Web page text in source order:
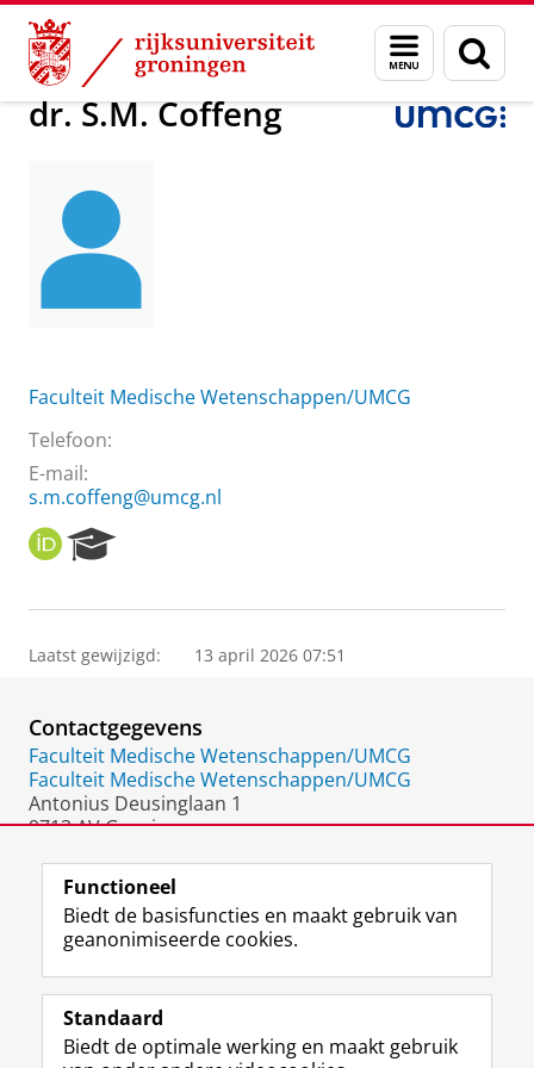
Skip
Content
Skip
Navigation
Menu
en
zoeken
Over ons dr. S.M. Coffeng
dr. S.M. Coffeng
Faculteit Medische Wetenschappen/UMCG
Telefoon:
E-mail:
s.m.coffeng@umcg.nl
O
R
I
e
r
P
o
r
t
a
Laatst gewijzigd: 13 april 2026 07:51
Contactgegevens
Faculteit Medische Wetenschappen/UMCG
Faculteit Medische Wetenschappen/UMCG
Antonius Deusinglaan 1
9713 AV Groningen
Volg de RUG
F
a
e
L
i
k
R
S
-
I
n
t
Y
o
T
Studiekiezers
Functioneel
Biedt de basisfuncties en maakt gebruik van
geanonimiseerde cookies.
Standaard
Biedt de optimale werking en maakt gebruik